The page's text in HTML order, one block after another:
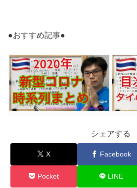
●おすすめ記事●
シェアする
X Facebook
Pocket LINE